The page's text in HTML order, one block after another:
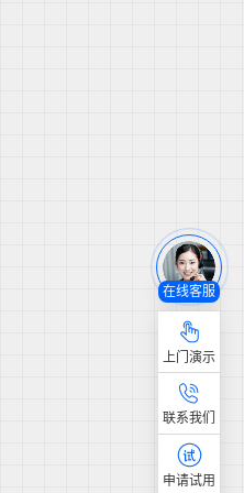
在线客服
上门演示
联系我们
申请试用